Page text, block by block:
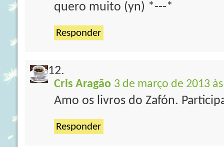
quero muito (yn) *---*
Responder
Cris Aragão 3 de março de 2013
Amo os livros do Zafón.
Responder